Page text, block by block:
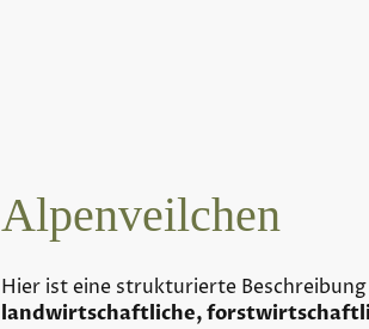
Alpenveilchen
Hier ist eine strukturierte Beschreibung
landwirtschaftliche,